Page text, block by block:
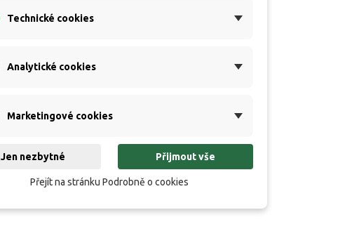
Technické cookies
Analytické cookies
Marketingové cookies
Jen nezbytné Přijmout vše
Přejít na stránku Podrobně o cookies